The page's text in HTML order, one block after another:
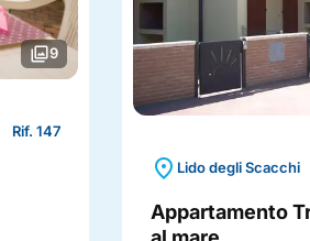
photo_library9
Rif. 147
location_on Lido degli Scacchi
Appartamento